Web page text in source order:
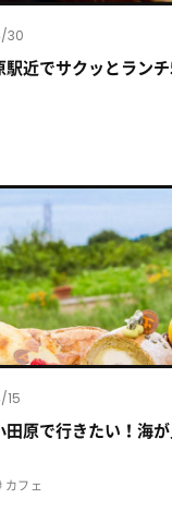
30
駅近でサクッとラン
15
原で行きたい！海
カフェ